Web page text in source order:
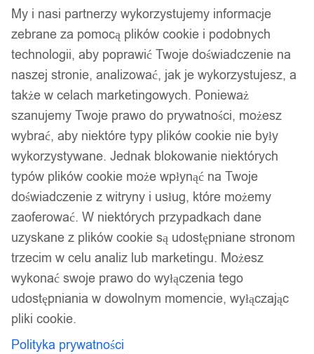
My i nasi partnerzy wykorzystujemy informacje
zebrane za pomocą plików cookie i podobnych
technologii, aby poprawić Twoje doświadczenie na
naszej stronie, analizować, jak je wykorzystujesz, a
także w celach marketingowych. Ponieważ
szanujemy Twoje prawo do prywatności, możesz
wybrać, aby niektóre typy plików cookie nie były
wykorzystywane. Jednak blokowanie niektórych
typów plików cookie może wpłynąć na Twoje
doświadczenie z witryny i usług, które możemy
zaoferować. W niektórych przypadkach dane
uzyskane z plików cookie są udostępniane stronom
trzecim w celu analiz lub marketingu. Możesz
wykonać swoje prawo do wyłączenia tego
udostępniania w dowolnym momencie, wyłączając
pliki cookie.
Polityka prywatności